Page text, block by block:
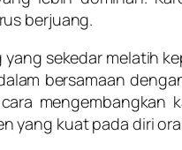
berjuang.
sekedar melatih
bersamaan
mengembangkan
yang kuat pada diri